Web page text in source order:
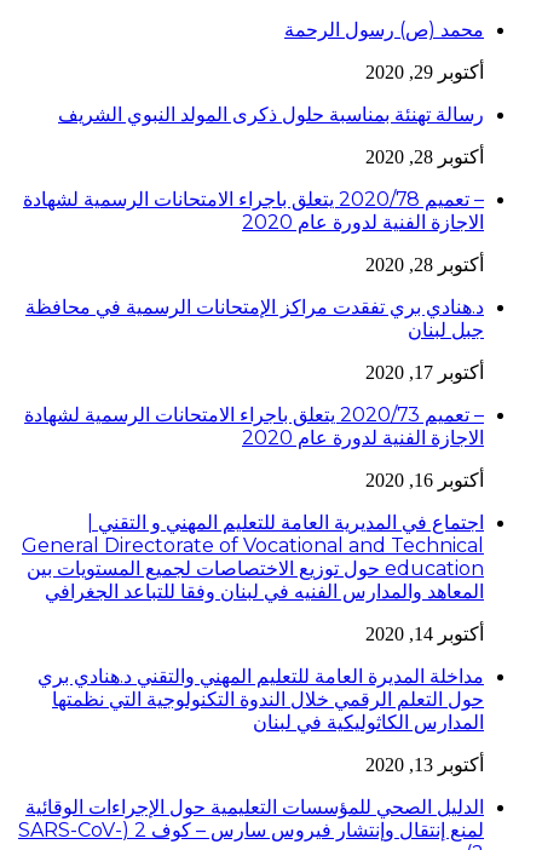
محمد (ص) رسول الرحمة
أكتوبر 29, 2020
رسالة تهنئة بمناسبة حلول ذكرى المولد النبوي الشريف
أكتوبر 28, 2020
– تعميم 2020/78 يتعلق باجراء الامتحانات الرسمية لشهادة
الاجازة الفنية لدورة عام 2020
أكتوبر 28, 2020
د.هنادي بري تفقدت مراكز الإمتحانات الرسمية في محافظة
جبل لبنان
أكتوبر 17, 2020
– تعميم 2020/73 يتعلق باجراء الامتحانات الرسمية لشهادة
الاجازة الفنية لدورة عام 2020
أكتوبر 16, 2020
اجتماع في المديرية العامة للتعليم المهني و التقني |
General Directorate of Vocational and Technical
education حول توزيع الاختصاصات لجميع المستويات بين
المعاهد والمدارس الفنيه في لبنان وفقا للتباعد الجغرافي
أكتوبر 14, 2020
مداخلة المديرة العامة للتعليم المهني والتقني د.هنادي بري
حول التعلم الرقمي خلال الندوة التكنولوجية التي نظمتها
المدارس الكاثوليكية في لبنان
أكتوبر 13, 2020
الدليل الصحي للمؤسسات التعليمية حول الإجراءات الوقائية
لمنع إنتقال وإنتشار فيروس سارس – كوف 2 (SARS-CoV-